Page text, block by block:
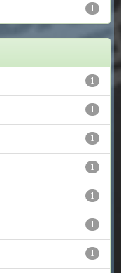
1
1
1
1
1
1
1
1